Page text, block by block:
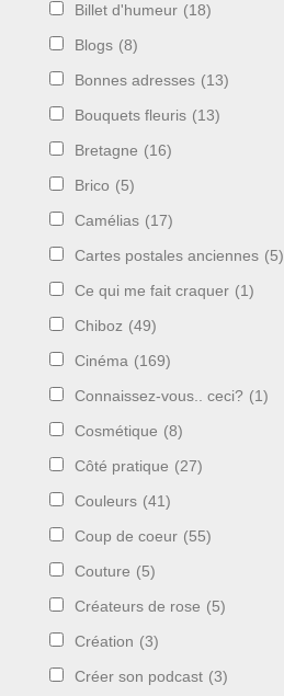
Billet d'humeur (18)
Blogs (8)
Bonnes adresses (13)
Bouquets fleuris (13)
Bretagne (16)
Brico (5)
Camélias (17)
Cartes postales anciennes (5)
Ce qui me fait craquer (1)
Chiboz (49)
Cinéma (169)
Connaissez-vous.. ceci? (1)
Cosmétique (8)
Côté pratique (27)
Couleurs (41)
Coup de coeur (55)
Couture (5)
Créateurs de rose (5)
Création (3)
Créer son podcast (3)